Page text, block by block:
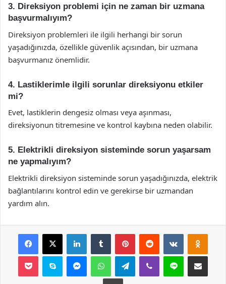
3. Direksiyon problemi için ne zaman bir uzmana
başvurmalıyım?
Direksiyon problemleri ile ilgili herhangi bir sorun
yaşadığınızda, özellikle güvenlik açısından, bir uzmana
başvurmanız önemlidir.
4. Lastiklerimle ilgili sorunlar direksiyonu etkiler
mi?
Evet, lastiklerin dengesiz olması veya aşınması,
direksiyonun titremesine ve kontrol kaybına neden olabilir.
5. Elektrikli direksiyon sisteminde sorun yaşarsam
ne yapmalıyım?
Elektrikli direksiyon sisteminde sorun yaşadığınızda, elektrik
bağlantılarını kontrol edin ve gerekirse bir uzmandan
yardım alın.
Facebook
X LinkedInTumblr PinterestReddit VKontakte
Pocket Skype MessengerWhatsAppTelegramViber Line E-Posta ile
Yazdır